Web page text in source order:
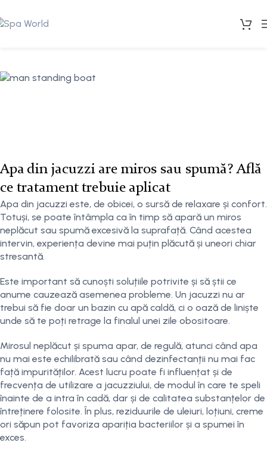
Apa din jacuzzi are miros sau spumă? Află
ce tratament trebuie aplicat
Apa din jacuzzi este, de obicei, o sursă de relaxare și confort.
Totuși, se poate întâmpla ca în timp să apară un miros
neplăcut sau spumă excesivă la suprafață. Când acestea
intervin, experiența devine mai puțin plăcută și uneori chiar
stresantă.
Este important să cunoști soluțiile potrivite și să știi ce
anume cauzează asemenea probleme. Un jacuzzi nu ar
trebui să fie doar un bazin cu apă caldă, ci o oază de liniște
unde să te poți retrage la finalul unei zile obositoare.
Mirosul neplăcut și spuma apar, de regulă, atunci când apa
nu mai este echilibrată sau când dezinfectanții nu mai fac
față impurităților. Acest lucru poate fi influențat și de
frecvența de utilizare a jacuzziului, de modul în care te speli
înainte de a intra în cadă, dar și de calitatea substanțelor de
întreținere folosite. În plus, reziduurile de uleiuri, loțiuni, creme
ori săpun pot favoriza apariția bacteriilor și a spumei în
exces.